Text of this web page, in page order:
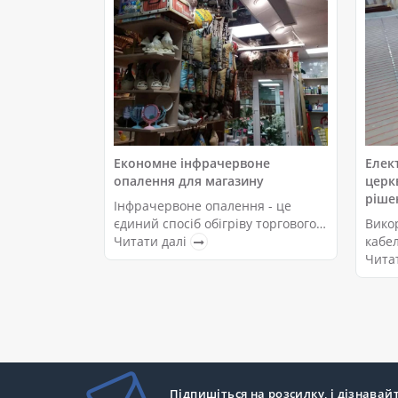
Економне інфрачервоне
опалення для магазину
Інфрачервоне опалення - це
єдиний спосіб обігріву торгового
приміщення, в який закладена
унікальна технологія прямого
Читати далі
Підпишіться на розсилку, і